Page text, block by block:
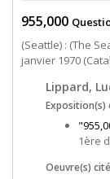
955,000
(Seattle) : (The
janvier 1970
Lippard,
Exposition(s)
1ère
Oeuvre(s)